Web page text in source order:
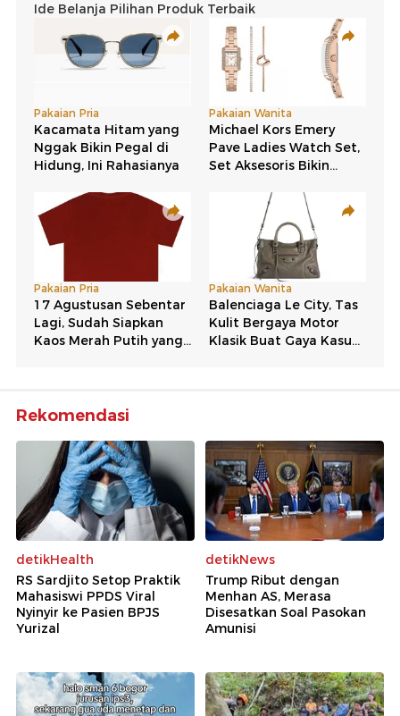
Rekomendasi
detikHealth
RS Sardjito Setop Praktik
Mahasiswi PPDS Viral
Nyinyir ke Pasien BPJS
Yurizal
detikNews
Trump Ribut dengan
Menhan AS, Merasa
Disesatkan Soal Pasokan
Amunisi